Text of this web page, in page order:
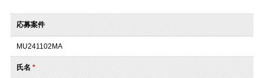
応募案件
MU241102MA
氏名 *